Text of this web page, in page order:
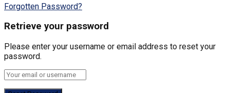
Forgotten Password?
Retrieve your password
Please enter your username or email address to reset your
password.